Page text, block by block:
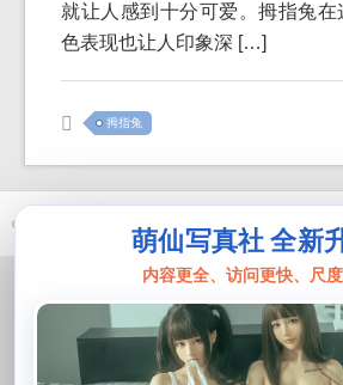
就让人感到十分可爱。拇指兔在
色表现也让人印象深 […]
拇指兔
萌仙写真社 全新
内容更全、访问更快、尺度
© 2021-2026 优马卿 | ICP备案 XXX 号 |